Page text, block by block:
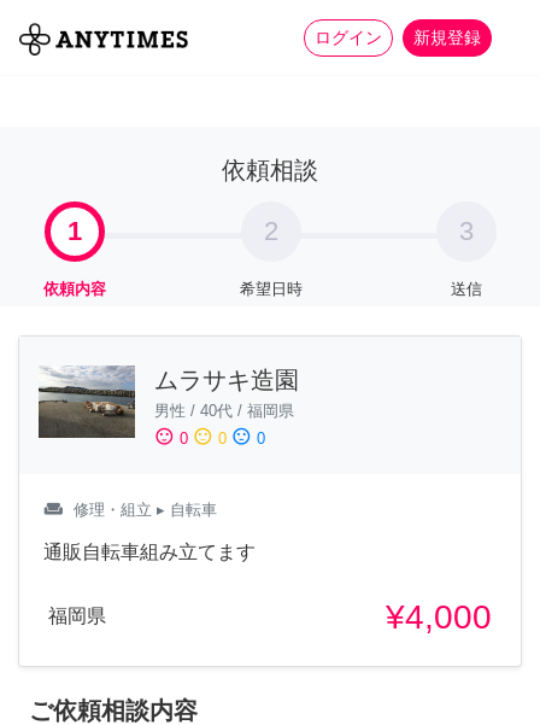
ログイン 新規登録
全て 家事 more_horiz
依頼相談
1
依頼内容
2
希望日時
3
送信
ムラサキ造園
男性 / 40代 / 福岡県
sentiment_satisfied 0 sentiment_neutral 0 sentiment_dissatisfied 0
weekend 修理・組立 ▸ 自転車
通販自転車組み立てます
福岡県 ¥4,000
ご依頼相談内容